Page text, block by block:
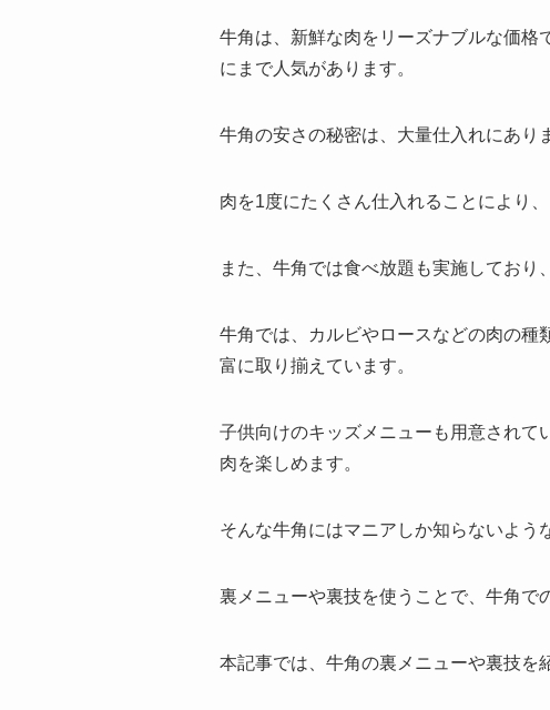
牛角は、新鮮な肉をリーズナブルな価格
にまで人気があります。
牛角の安さの秘密は、大量仕入れにあり
肉を1度にたくさん仕入れることにより
また、牛角では食べ放題も実施しており
牛角では、カルビやロースなどの肉の種
富に取り揃えています。
子供向けのキッズメニューも用意されて
肉を楽しめます。
そんな牛角にはマニアしか知らないよう
裏メニューや裏技を使うことで、牛角で
本記事では、牛角の裏メニューや裏技を